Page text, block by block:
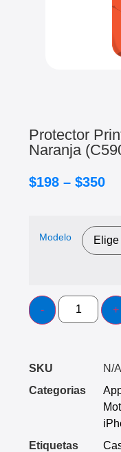
Protector
Naranja
$198 – $350
Modelo
SKU
N/A
Categorias
Etiquetas